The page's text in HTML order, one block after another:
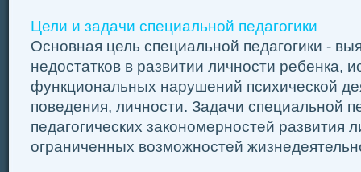
Цели и задачи специальной педагогики
Основная цель специальной педагогики -
недостатков в развитии личности ребенка,
функциональных нарушений психической
поведения, личности. Задачи специальной
педагогических закономерностей развития
ограниченных возможностей